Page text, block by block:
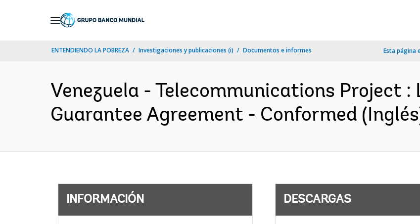
ENTENDIENDO LA POBREZA Investigaciones y publicaciones (i) Documentos e informes Esta página
Venezuela - Telecommunications Project :
Guarantee Agreement - Conformed
INFORMACIÓN DESCARGAS